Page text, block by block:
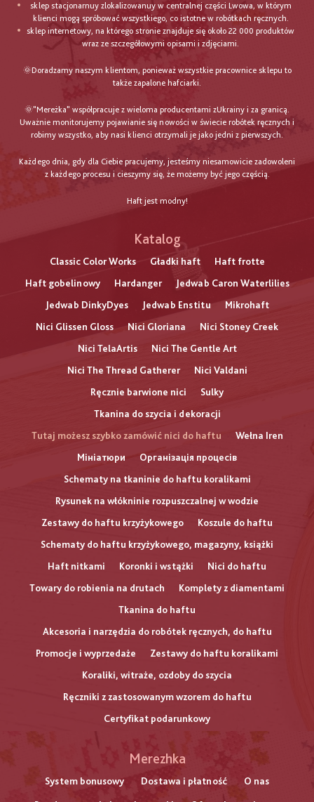
sklep stacjonarnuy zlokalizowanuy w centralnej części Lwowa, w którym
klienci mogą spróbować wszystkiego, co istotne w robótkach ręcznych.
sklep internetowy, na którego stronie znajduje się około 22 000 produktów
wraz ze szczegółowymi opisami i zdjęciami.
🌞Doradzamy naszym klientom, ponieważ wszystkie pracownice sklepu to
także zapalone hafciarki.
🌞"Mereżka" współpracuje z wieloma producentami zUkrainy i za granicą.
Uważnie monitorujemy pojawianie się nowości w świecie robótek ręcznych i
robimy wszystko, aby nasi klienci otrzymali je jako jedni z pierwszych.
Każdego dnia, gdy dla Ciebie pracujemy, jesteśmy niesamowicie zadowoleni
z każdego procesu i cieszymy się, że możemy być jego częścią.
Haft jest modny!
Katalog
Classic Color Works Gładki haft
Haft frotte
Haft gobelinowy
Hardanger
Jedwab Caron Waterlilies
Jedwab DinkyDyes
Jedwab Enstitu
Mikrohaft
Nici Glissen Gloss
Nici Gloriana
Nici Stoney Creek
Nici TelaArtis
Nici The Gentle Art
Nici The Thread Gatherer
Nici Valdani
Ręcznie barwione nici
Sulky
Tkanina do szycia i dekoracji
Tutaj możesz szybko zamówić nici do haftu
Wełna Iren
Мініатюри
Організація процесів
Schematy na tkaninie do haftu koralikami
Rysunek na włókninie rozpuszczalnej w wodzie
Zestawy do haftu krzyżykowego
Koszule do haftu
Schematy do haftu krzyżykowego, magazyny, książki
Haft nitkami
Koronki i wstążki
Nici do haftu
Towary do robienia na drutach
Komplety z diamentami
Tkanina do haftu
Akcesoria i narzędzia do robótek ręcznych, do haftu
Promocje i wyprzedaże
Zestawy do haftu koralikami
Koraliki, witraże, ozdoby do szycia
Ręczniki z zastosowanym wzorem do haftu
Certyfikat podarunkowy
нижнього
Merezhka
System bonusowy Dostawa i płatność O nas